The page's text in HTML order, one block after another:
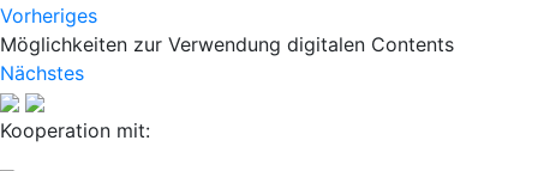
Vorheriges
Möglichkeiten zur Verwendung digitalen Contents
Nächstes
Kooperation mit: